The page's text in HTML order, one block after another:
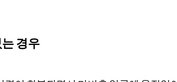
경우